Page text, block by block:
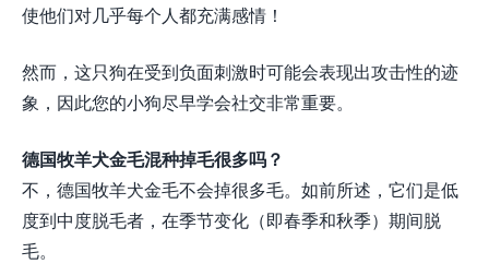
使他们对几乎每个人都充满感情！
然而，这只狗在受到负面刺激时可能会表现出攻击性的迹
象，因此您的小狗尽早学会社交非常重要。
德国牧羊犬金毛混种掉毛很多吗？
不，德国牧羊犬金毛不会掉很多毛。如前所述，它们是低
度到中度脱毛者，在季节变化（即春季和秋季）期间脱
毛。